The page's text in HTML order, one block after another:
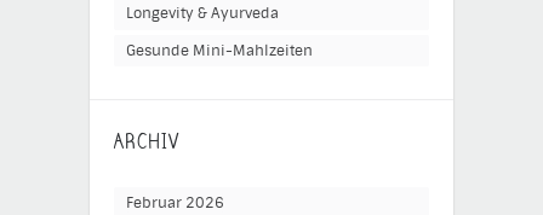
Longevity & Ayurveda
Gesunde Mini-Mahlzeiten
ARCHIV
Februar 2026